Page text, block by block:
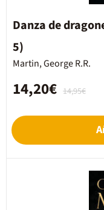
Danza de
5)
Martin, George R.R.
14,95€
14,20€